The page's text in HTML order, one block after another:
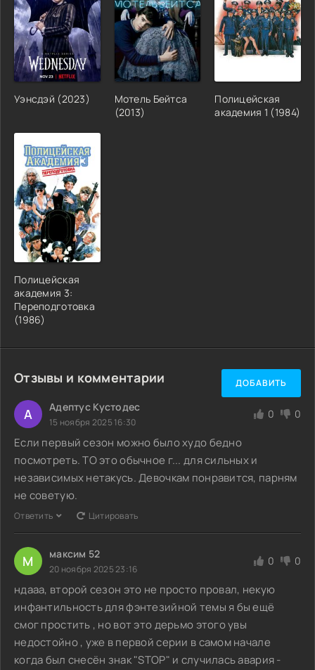
Уэнсдэй (2023)
Мотель Бейтса
(2013)
Полицейская
академия 1 (1984)
Полицейская
академия 3:
Переподготовка
(1986)
Отзывы и комментарии ДОБАВИТЬ
А Адептус Кустодес
15 ноября 2025 16:30
0 0
Если первый сезон можно было худо бедно
посмотреть. ТО это обычное г... для сильных и
независимых нетакусь. Девочкам понравится, парням
не советую.
Ответить Цитировать
М максим 52
20 ноября 2025 23:16
0 0
ндааа, второй сезон это не просто провал, некую
инфантильность для фэнтезийной темы я бы ещё
смог простить , но вот это дерьмо этого увы
недостойно , уже в первой серии в самом начале
когда был снесён знак "STOP" и случилась авария -